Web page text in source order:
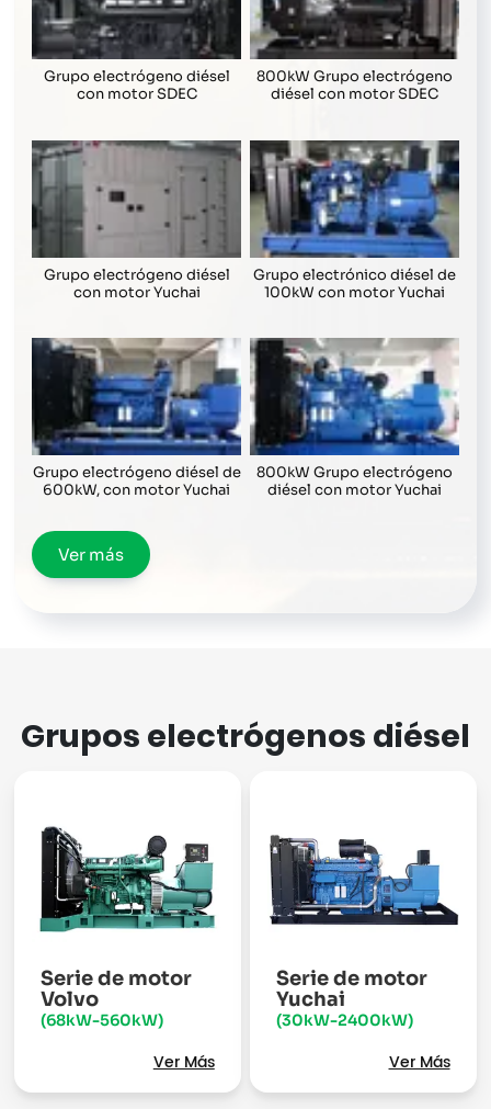
Grupo electrógeno diésel
con motor SDEC
800kW Grupo electrógeno
diésel con motor SDEC
Grupo electrógeno diésel
con motor Yuchai
Grupo electrónico diésel de
100kW con motor Yuchai
Grupo electrógeno diésel de
600kW, con motor Yuchai
800kW Grupo electrógeno
diésel con motor Yuchai
Ver más
Grupos electrógenos diésel
Serie de motor
Volvo
(68kW-560kW)
Ver Más
Serie de motor
Yuchai
(30kW-2400kW)
Ver Más